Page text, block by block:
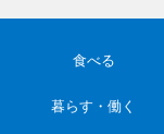
食べる
暮らす・働く